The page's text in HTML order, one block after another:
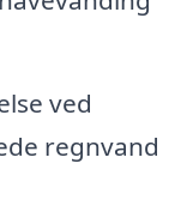
ved
regnvand